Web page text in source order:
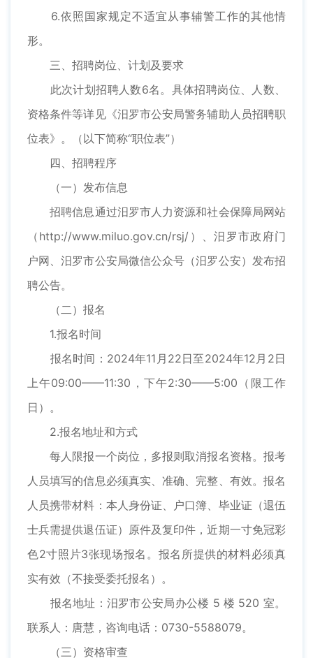
6.依照国家规定不适宜从事辅警工作的其他情
形。
三、招聘岗位、计划及要求
此次计划招聘人数6名。具体招聘岗位、人数、
资格条件等详见《汨罗市公安局警务辅助人员招聘职
位表》。（以下简称“职位表”）
四、招聘程序
（一）发布信息
招聘信息通过汨罗市人力资源和社会保障局网站
（http://www.miluo.gov.cn/rsj/）、汨罗市政府门
户网、汨罗市公安局微信公众号（汨罗公安）发布招
聘公告。
（二）报名
1.报名时间
报名时间：2024年11月22日至2024年12月2日
上午09:00——11:30，下午2:30——5:00（限工作
日）。
2.报名地址和方式
每人限报一个岗位，多报则取消报名资格。报考
人员填写的信息必须真实、准确、完整、有效。报名
人员携带材料：本人身份证、户口簿、毕业证（退伍
士兵需提供退伍证）原件及复印件，近期一寸免冠彩
色2寸照片3张现场报名。报名所提供的材料必须真
实有效（不接受委托报名）。
报名地址：汨罗市公安局办公楼 5 楼 520 室。
联系人：唐慧，咨询电话：0730-5588079。
（三）资格审查